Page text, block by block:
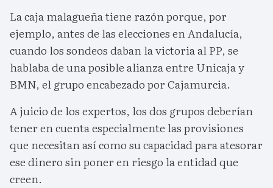
La caja malagueña tiene razón porque, por
ejemplo, antes de las elecciones en Andalucía,
cuando los sondeos daban la victoria al PP, se
hablaba de una posible alianza entre Unicaja y
BMN, el grupo encabezado por Cajamurcia.
A juicio de los expertos, los dos grupos deberían
tener en cuenta especialmente las provisiones
que necesitan así como su capacidad para atesorar
ese dinero sin poner en riesgo la entidad que
creen.